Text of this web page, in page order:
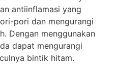
antiinflamasi yang
pori dan mengurangi
Dengan menggunakan
dapat mengurangi
bintik hitam.